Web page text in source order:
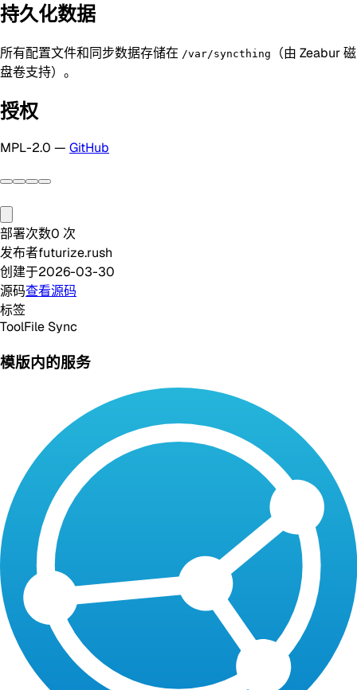
持久化数据
所有配置文件和同步数据存储在 /var/syncthing
（由 Zeabur 磁
盘卷支持）。
授权
MPL-2.0 — GitHub
部署次数0 次
发布者futurize.rush
创建于2026-03-30
源码查看源码
标签
ToolFile Sync
模版内的服务